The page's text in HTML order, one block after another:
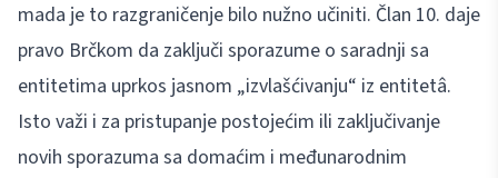
mada je to razgraničenje bilo nužno učiniti. Član 10. daje
pravo Brčkom da zaključi sporazume o saradnji sa
entitetima uprkos jasnom „izvlašćivanju“ iz entitetâ.
Isto važi i za pristupanje postojećim ili zaključivanje
novih sporazuma sa domaćim i međunarodnim